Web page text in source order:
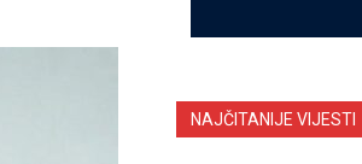
NAJČITANIJE VIJESTI